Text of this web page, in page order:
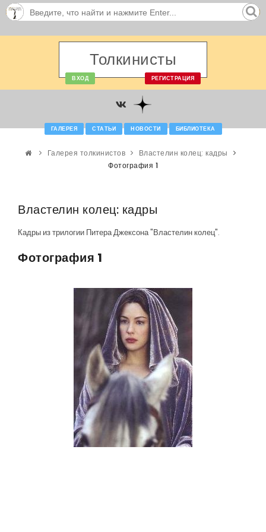
Толкинисты
ВХОД РЕГИСТРАЦИЯ
ГАЛЕРЕЯ СТАТЬИ НОВОСТИ БИБЛИОТЕКА
Галерея толкинистов
Властелин колец: кадры
Фотография 1
Властелин колец: кадры
Кадры из трилогии Питера Джексона "Властелин колец".
Фотография 1